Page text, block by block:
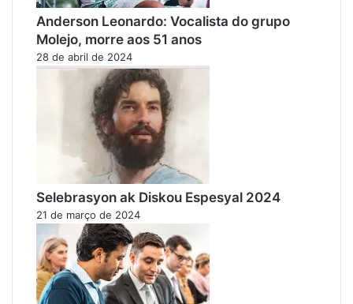
Anderson Leonardo: Vocalista do grupo
Molejo, morre aos 51 anos
28 de abril de 2024
Selebrasyon ak Diskou Espesyal 2024
21 de março de 2024